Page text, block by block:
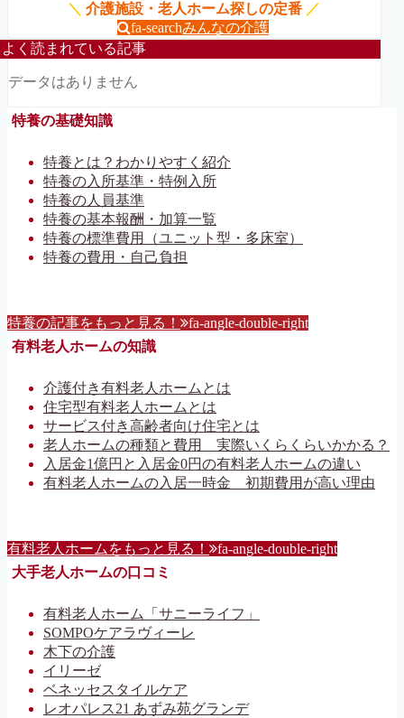
＼ 介護施設・老人ホーム探しの定番 ／
fa-searchみんなの介護
よく読まれている記事
データはありません
特養の基礎知識
特養とは？わかりやすく紹介
特養の入所基準・特例入所
特養の人員基準
特養の基本報酬・加算一覧
特養の標準費用（ユニット型・多床室）
特養の費用・自己負担
特養の記事をもっと見る！ fa-angle-double-right
有料老人ホームの知識
介護付き有料老人ホームとは
住宅型有料老人ホームとは
サービス付き高齢者向け住宅とは
老人ホームの種類と費用 実際いくらくらいかかる？
入居金1億円と入居金0円の有料老人ホームの違い
有料老人ホームの入居一時金 初期費用が高い理由
有料老人ホームをもっと見る！ fa-angle-double-right
大手老人ホームの口コミ
有料老人ホーム「サニーライフ」
SOMPOケアラヴィーレ
木下の介護
イリーゼ
ベネッセスタイルケア
レオパレス21 あずみ苑グランデ